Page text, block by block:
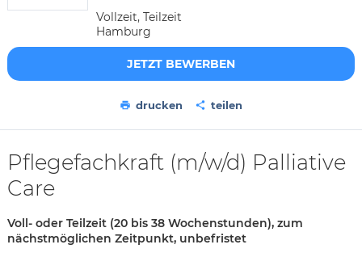
Vollzeit, Teilzeit
Hamburg
JETZT BEWERBEN
drucken teilen
Pflegefachkraft (m/w/d) Palliative
Care
Voll- oder Teilzeit (20 bis 38 Wochenstunden), zum
nächstmöglichen Zeitpunkt, unbefristet